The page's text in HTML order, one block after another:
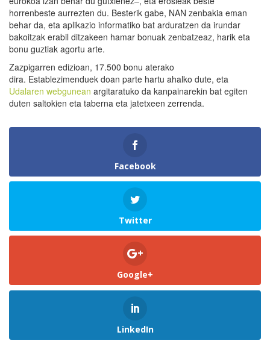
horrenbeste aurrezten du. Besterik gabe, NAN zenbakia eman
behar da, eta aplikazio informatiko bat arduratzen da irundar
bakoitzak erabil ditzakeen hamar bonuak zenbatzeaz, harik eta
bonu guztiak agortu arte.
Zazpigarren edizioan, 17.500 bonu aterako
dira. Establezimenduek doan parte hartu ahalko dute, eta
Udalaren webgunean argitaratuko da kanpainarekin bat egiten
duten saltokien eta taberna eta jatetxeen zerrenda.
Facebook
Twitter
Google+
LinkedIn